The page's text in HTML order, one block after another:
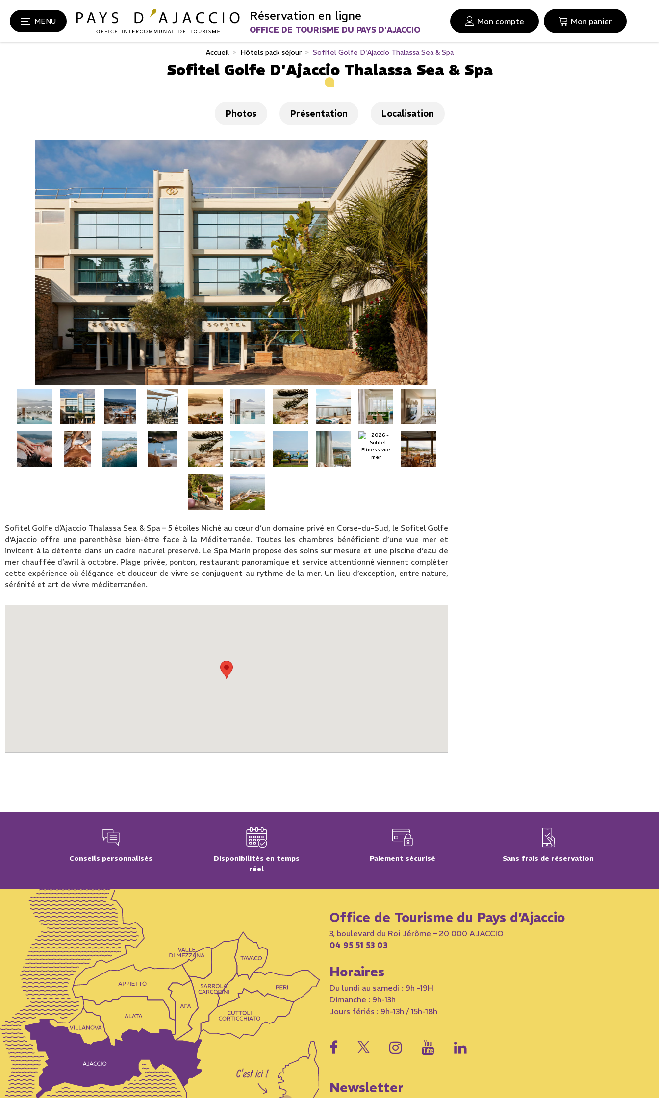
MENU Réservation en ligne
OFFICE DE TOURISME DU PAYS D'AJACCIO
Mon compte Mon panier
Accueil > Hôtels pack séjour > Sofitel Golfe D'Ajaccio Thalassa Sea & Spa
Sofitel Golfe D'Ajaccio Thalassa Sea & Spa
Photos Présentation Localisation
Sofitel Golfe d’Ajaccio Thalassa Sea & Spa – 5 étoiles Niché au cœur d’un domaine privé en Corse-du-Sud, le Sofitel Golfe
d’Ajaccio offre une parenthèse bien-être face à la Méditerranée. Toutes les chambres bénéficient d’une vue mer et
invitent à la détente dans un cadre naturel préservé. Le Spa Marin propose des soins sur mesure et une piscine d’eau de
mer chauffée d’avril à octobre. Plage privée, ponton, restaurant panoramique et service attentionné viennent compléter
cette expérience où élégance et douceur de vivre se conjuguent au rythme de la mer. Un lieu d’exception, entre nature,
sérénité et art de vivre méditerranéen.
Conseils personnalisés
Disponibilités en temps
réel
Paiement sécurisé Sans frais de réservation
Office de Tourisme du Pays d’Ajaccio
3, boulevard du Roi Jérôme – 20 000 AJACCIO
04 95 51 53 03
Horaires
Du lundi au samedi : 9h -19H
Dimanche : 9h-13h
Jours fériés : 9h-13h / 15h-18h
Newsletter